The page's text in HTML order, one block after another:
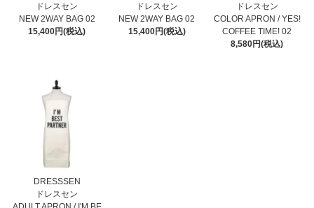
ドレスセン
NEW 2WAY BAG 02
15,400円(税込)
ドレスセン
NEW 2WAY BAG 02
15,400円(税込)
ドレスセン
COLOR APRON / YES!
COFFEE TIME! 02
8,580円(税込)
DRESSSEN
ドレスセン